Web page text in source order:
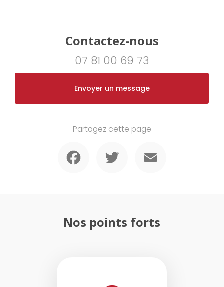
Contactez-nous
07 81 00 69 73
Envoyer un message
Partagez cette page
Nos points forts